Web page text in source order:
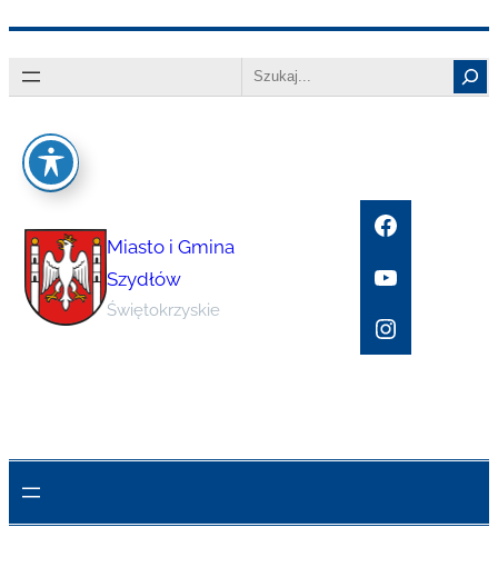
do
Search
Miasto i Gmina
Szydłów
Świętokrzyskie
Facebook
YouTube
Instagram